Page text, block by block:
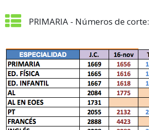
PRIMARIA - Números de corte: